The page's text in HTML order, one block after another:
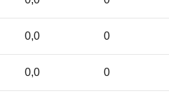
0,0 0
0,0 0